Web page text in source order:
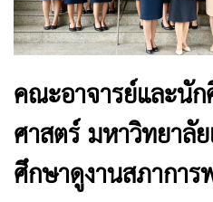
คณะอาจารย์และนั
ศาสตร์ มหาวิทยาลั
ศึกษาดูงานสภากา